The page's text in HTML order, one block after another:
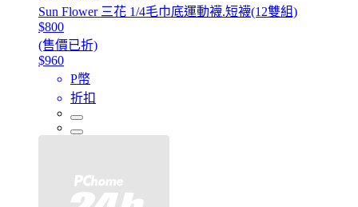
Sun Flower 三花 1/4毛巾底運動襪.短襪(12雙組)
$800
(售價已折)
$960
P幣
折扣